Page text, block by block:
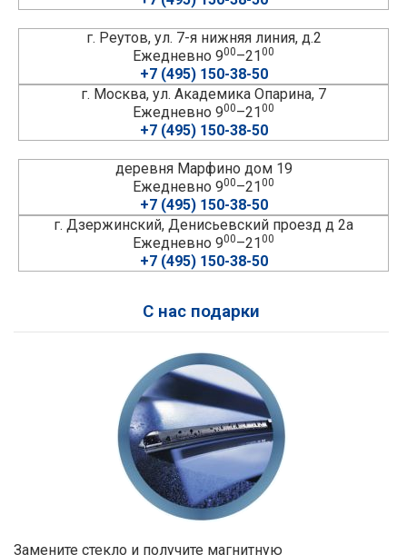
г. Реутов, ул. 7-я нижняя линия, д.2
Ежедневно 900–2100
+7 (495) 150-38-50
г. Москва, ул. Академика Опарина, 7
Ежедневно 900–2100
+7 (495) 150-38-50
деревня Марфино дом 19
Ежедневно 900–2100
+7 (495) 150-38-50
г. Дзержинский, Денисьевский проезд д 2а
Ежедневно 900–2100
+7 (495) 150-38-50
С нас подарки
Замените стекло и получите магнитную